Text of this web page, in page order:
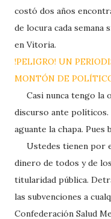
costó dos años
de locura cada semana
en Vitoria.
!PELIGRO! UN
MONTÓN DE
Casi nunca tengo la
discurso ante políticos.
aguante la chapa. Pues
Ustedes tienen por
dinero de todos y de
titularidad pública.
las subvenciones a
Confederación Salud